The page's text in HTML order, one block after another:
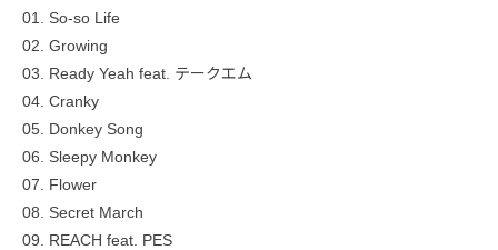
01. So-so Life
02. Growing
03. Ready Yeah feat. テークエム
04. Cranky
05. Donkey Song
06. Sleepy Monkey
07. Flower
08. Secret March
09. REACH feat. PES